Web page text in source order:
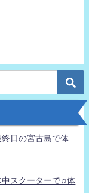
日の宮古島で体
スクーターで♫体